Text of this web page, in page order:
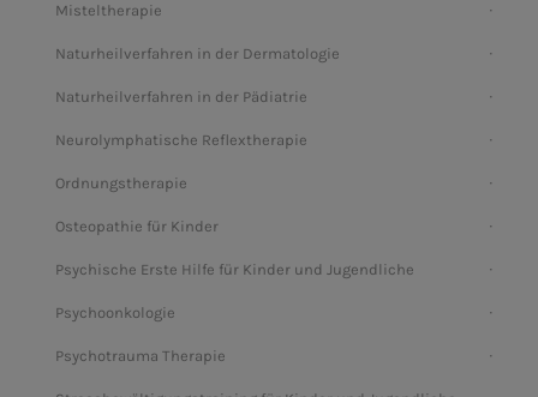
Misteltherapie
Naturheilverfahren in der Dermatologie
Naturheilverfahren in der Pädiatrie
Neurolymphatische Reflextherapie
Ordnungstherapie
Osteopathie für Kinder
Psychische Erste Hilfe für Kinder und Jugendliche
Psychoonkologie
Psychotrauma Therapie